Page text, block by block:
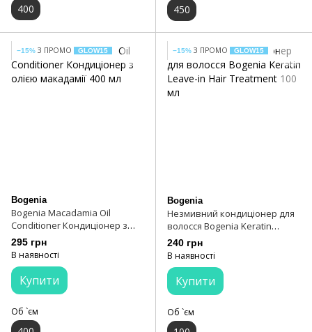
400 450
−15% З ПРОМО GLOW15
Bogenia
Bogenia Macadamia Oil
Conditioner Кондиціонер з
олією макадамії 400 мл
295 грн
В наявності
Купити
Об `єм
−15% З ПРОМО GLOW15
Bogenia
Незмивний кондиціонер для
волосся Bogenia Keratin
Leave-in Hair Treatment 100 мл
240 грн
В наявності
Купити
Об `єм